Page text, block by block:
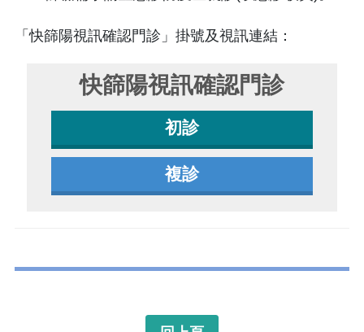
「快篩陽視訊確認門診」掛號及視訊連結：
快篩陽視訊確認門診
初診
複診